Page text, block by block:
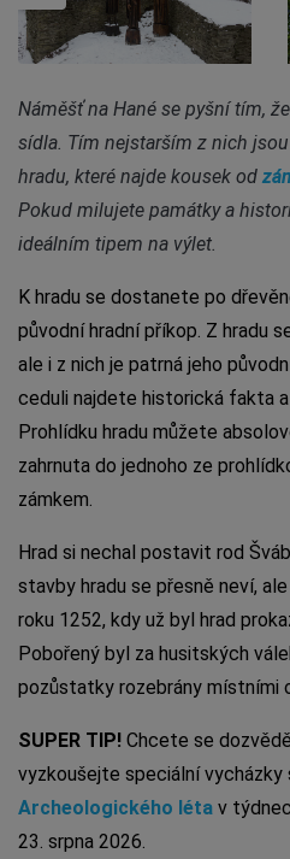
Náměšť na Hané se pyšní tím,
sídla. Tím nejstarším z nich
hradu, které najde kousek od
Pokud milujete památky a
ideálním tipem na výlet.
K hradu se dostanete po
původní hradní příkop. Z hradu
ale i z nich je patrná jeho
ceduli najdete historická fakta
Prohlídku hradu můžete
zahrnuta do jednoho ze
zámkem.
Hrad si nechal postavit rod
stavby hradu se přesně neví,
roku 1252, kdy už byl hrad
Pobořený byl za husitských
pozůstatky rozebrány místními
SUPER TIP! Chcete se
vyzkoušejte speciální vycházky
Archeologického léta v
23. srpna 2026.